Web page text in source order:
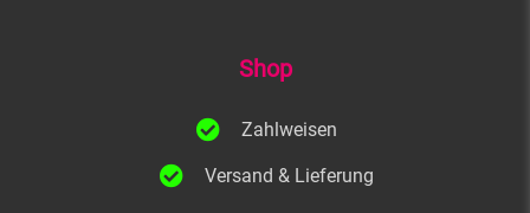
Shop
Zahlweisen
Versand & Lieferung